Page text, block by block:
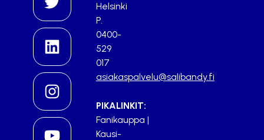
Helsinki
P.
0400-
529
017
asiakaspalvelu@salibandy.fi
PIKALINKIT:
Fanikauppa |
Kausi-